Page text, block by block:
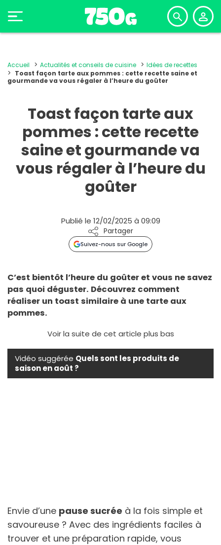
Accueil Actualités et conseils de cuisine
Idées de recettes
Toast façon tarte aux pommes : cette recette saine et
gourmande va vous régaler à l’heure du goûter
Toast façon tarte aux
pommes : cette recette
saine et gourmande va
vous régaler à l’heure du
goûter
Publié le 12/02/2025 à 09:09
Partager
Suivez-nous sur Google
C’est bientôt l’heure du goûter et vous ne savez
pas quoi déguster. Découvrez comment
réaliser un toast similaire à une tarte aux
pommes.
Voir la suite de cet article plus bas
Vidéo suggérée Quels sont les produits de
saison en août ?
Envie d’une pause sucrée à la fois simple et
savoureuse ? Avec des ingrédients faciles à
trouver et une préparation rapide, vous